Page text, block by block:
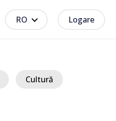
RO Logare
Cultură